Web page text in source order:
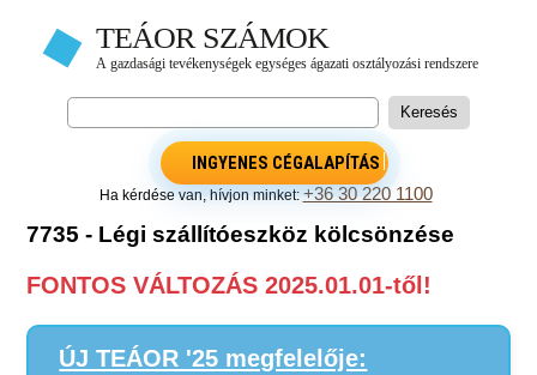
INGYENES CÉGALAPÍTÁS
Ha kérdése van, hívjon minket:+36 30 220 1100
7735 - Légi szállítóeszköz kölcsönzése
FONTOS VÁLTOZÁS 2025.01.01-től!
ÚJ TEÁOR '25 megfelelője: